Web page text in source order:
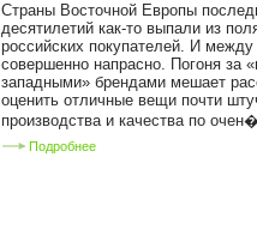
Страны Восточной Европы
десятилетий как-то выпали из
российских покупателей. И
совершенно напрасно. Погоня за
западными» брендами мешает
оценить отличные вещи почти
производства и качества по
Подробнее